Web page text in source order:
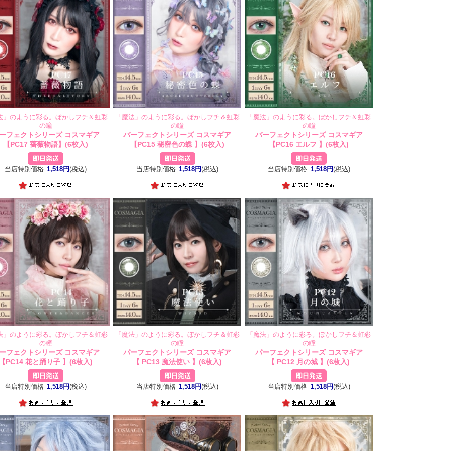
」のように彩る。ぼかしフチ＆虹彩
の瞳
フェクトシリーズ コスマギア
【PC17 薔薇物語】(6枚入)
当店特別価格 1,518円(税込)
「魔法」のように彩る。ぼかしフチ＆虹彩
の瞳
パーフェクトシリーズ コスマギア
【PC15 秘密色の蝶 】(6枚入)
当店特別価格 1,518円(税込)
「魔法」のように彩る。ぼかしフチ＆虹彩
の瞳
パーフェクトシリーズ コスマギア
【PC16 エルフ 】(6枚入)
当店特別価格 1,518円(税込)
」のように彩る。ぼかしフチ＆虹彩
の瞳
フェクトシリーズ コスマギア
PC14 花と踊り子 】(6枚入)
当店特別価格 1,518円(税込)
「魔法」のように彩る。ぼかしフチ＆虹彩
の瞳
パーフェクトシリーズ コスマギア
【 PC13 魔法使い 】(6枚入)
当店特別価格 1,518円(税込)
「魔法」のように彩る。ぼかしフチ＆虹彩
の瞳
パーフェクトシリーズ コスマギア
【 PC12 月の城 】(6枚入)
当店特別価格 1,518円(税込)